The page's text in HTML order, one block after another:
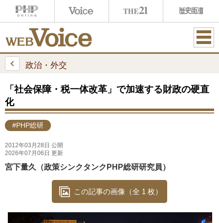
ME
政治・外交
「社会保障・税一体改革」で加速する財政の硬直
化
#PHP総研
2012年03月28日 公開
2026年07月06日 更新
宮下量久（政策シンクタンクPHP総研研究員）
この記事の画像（全 1 枚）